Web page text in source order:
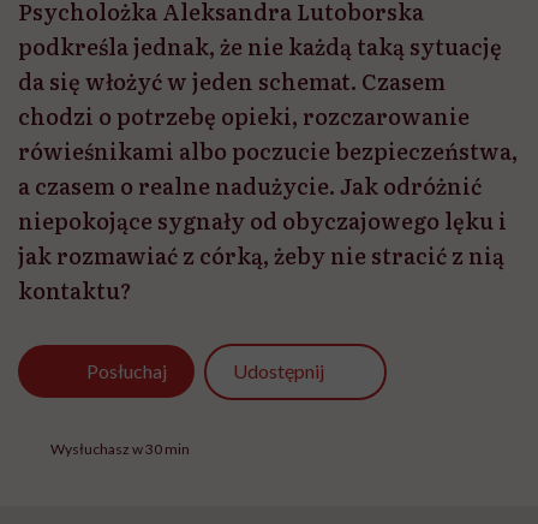
Psycholożka Aleksandra Lutoborska
podkreśla jednak, że nie każdą taką sytuację
da się włożyć w jeden schemat. Czasem
chodzi o potrzebę opieki, rozczarowanie
rówieśnikami albo poczucie bezpieczeństwa,
a czasem o realne nadużycie. Jak odróżnić
niepokojące sygnały od obyczajowego lęku i
jak rozmawiać z córką, żeby nie stracić z nią
kontaktu?
Posłuchaj Udostępnij
Wysłuchasz w 30 min